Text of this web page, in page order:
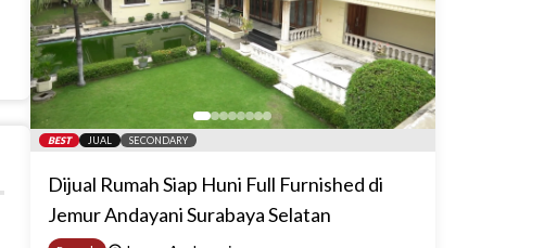
BEST JUAL SECONDARY
Dijual Rumah Siap Huni Full Furnished di
Jemur Andayani Surabaya Selatan